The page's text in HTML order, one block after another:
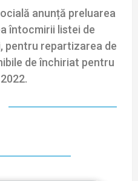
anunță preluarea
întocmirii listei de
pentru repartizarea de
de închiriat pentru